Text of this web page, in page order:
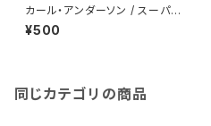
カール・アンダーソン / スーパー
スター
¥500
同じカテゴリの商品